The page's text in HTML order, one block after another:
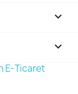
keyboard_arrow_down

E-Ticaret